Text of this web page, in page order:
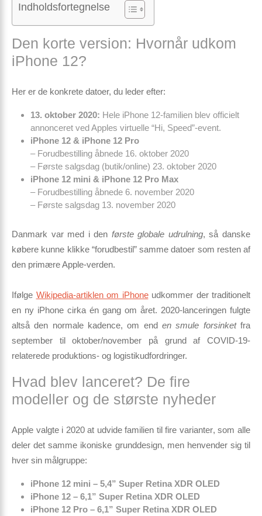
Indholdsfortegnelse
Den korte version: Hvornår udkom
iPhone 12?
Her er de konkrete datoer, du leder efter:
13. oktober 2020: Hele iPhone 12-familien blev officielt
annonceret ved Apples virtuelle “Hi, Speed”-event.
iPhone 12 & iPhone 12 Pro
– Forudbestilling åbnede 16. oktober 2020
– Første salgsdag (butik/online) 23. oktober 2020
iPhone 12 mini & iPhone 12 Pro Max
– Forudbestilling åbnede 6. november 2020
– Første salgsdag 13. november 2020
Danmark var med i den første globale udrulning, så danske
købere kunne klikke “forudbestil” samme datoer som resten af
den primære Apple-verden.
Ifølge Wikipedia-artiklen om iPhoneudkommer der traditionelt
en ny iPhone cirka én gang om året. 2020-lanceringen fulgte
altså den normale kadence, om end en smule forsinketfra
september til oktober/november på grund af COVID-19-
relaterede produktions- og logistikudfordringer.
Hvad blev lanceret? De fire
modeller og de største nyheder
Apple valgte i 2020 at udvide familien tilfire varianter, som alle
deler det samme ikoniske grunddesign, men henvender sig til
hver sin målgruppe:
iPhone 12 mini – 5,4” Super Retina XDR OLED
iPhone 12 – 6,1” Super Retina XDR OLED
iPhone 12 Pro – 6,1” Super Retina XDR OLED